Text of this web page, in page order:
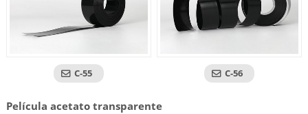
C-55 C-56
Película acetato transparente